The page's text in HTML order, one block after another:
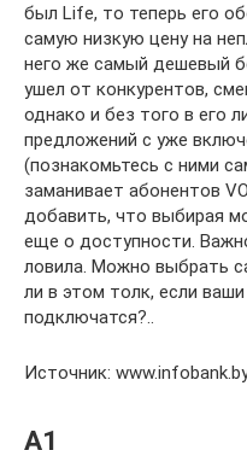
был Life, то теперь его
самую низкую цену на
него же самый дешевый
ушел от конкурентов,
однако и без того в его
предложений с уже
(познакомьтесь с ними
заманивает абонентов
добавить, что выбирая
еще о доступности.
ловила. Можно выбрать
ли в этом толк, если
подключатся?..
Источник:
А1